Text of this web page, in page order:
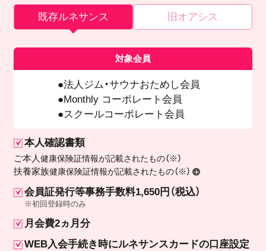
既存ルネサンス 旧オアシス
対象会員
法人ジム・サウナおためし会員
Monthly コーポレート会員
スクールコーポレート会員
本人確認書類
ご本人健康保険証情報が記載されたもの（※）
扶養家族健康保険証情報が記載されたもの（※）
会員証発行等事務手数料1,650円（税込）
※初回登録時のみ
月会費2ヵ月分
WEB入会手続き時にルネサンスカードの口座設定